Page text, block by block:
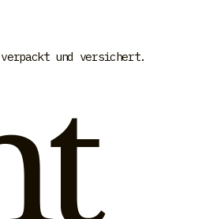
und versichert.